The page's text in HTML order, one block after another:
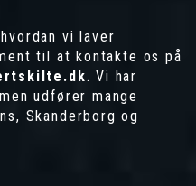
vi laver
til at kontakte os på
. Vi har
udfører mange
Skanderborg og